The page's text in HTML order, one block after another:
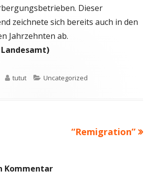
Dieser
zeichnete sich bereits auch in den
Jahrzehnten ab.
Autor
tutut Kategorien
Uncategorized
Nächster
“Remigration”
Kommentar